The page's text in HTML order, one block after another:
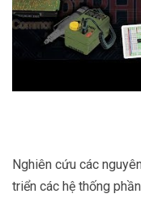
Nghiên cứu các
triển các hệ thống